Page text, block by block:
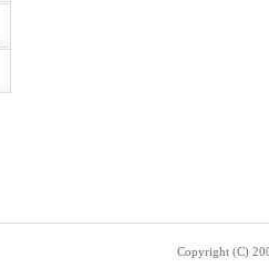
Copyright (C)